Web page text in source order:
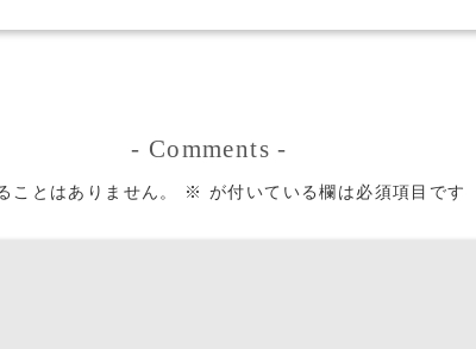
- Comments -
ことはありません。 ※ が付いている欄は必須項目です